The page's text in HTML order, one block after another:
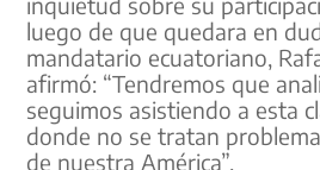
luego de que quedara en
mandatario ecuatoriano,
afirmó: “Tendremos que
seguimos asistiendo a esta
donde no se tratan
de nuestra América”.